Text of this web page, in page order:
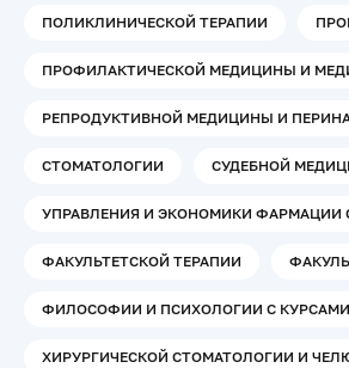
ПОЛИКЛИНИЧЕСКОЙ ТЕРАПИИ
ПРОФИЛАКТИЧЕСКОЙ МЕДИЦИНЫ И
РЕПРОДУКТИВНОЙ МЕДИЦИНЫ И
СТОМАТОЛОГИИ СУДЕБНОЙ
УПРАВЛЕНИЯ И ЭКОНОМИКИ ФАРМАЦИИ
ФАКУЛЬТЕТСКОЙ ТЕРАПИИ
ФИЛОСОФИИ И ПСИХОЛОГИИ С
ХИРУРГИЧЕСКОЙ СТОМАТОЛОГИИ И